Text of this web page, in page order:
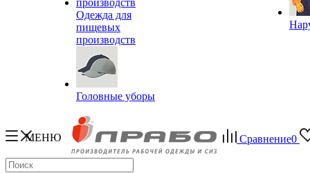
Одежда для
пищевых
производств
Головные уборы
МЕНЮ Сравнение0